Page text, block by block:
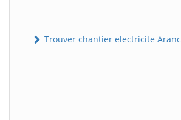
Trouver chantier electricite Aranc